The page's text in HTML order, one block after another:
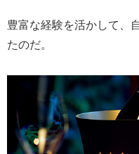
豊富な経験を活かして、
たのだ。